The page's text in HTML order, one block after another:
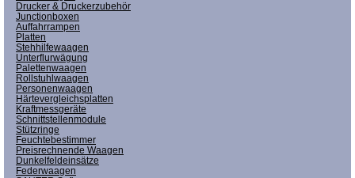
Drucker & Druckerzubehör
Junctionboxen
Auffahrrampen
Platten
Stehhilfewaagen
Unterflurwägung
Palettenwaagen
Rollstuhlwaagen
Personenwaagen
Härtevergleichsplatten
Kraftmessgeräte
Schnittstellenmodule
Stützringe
Feuchtebestimmer
Preisrechnende Waagen
Dunkelfeldeinsätze
Federwaagen